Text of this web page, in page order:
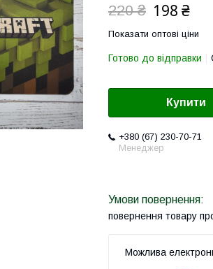
220 ₴ 198 ₴
Показати оптові ціни
Готово до відправки
Купити
+380 (67) 230-70-71
Менеджер
повернення товару